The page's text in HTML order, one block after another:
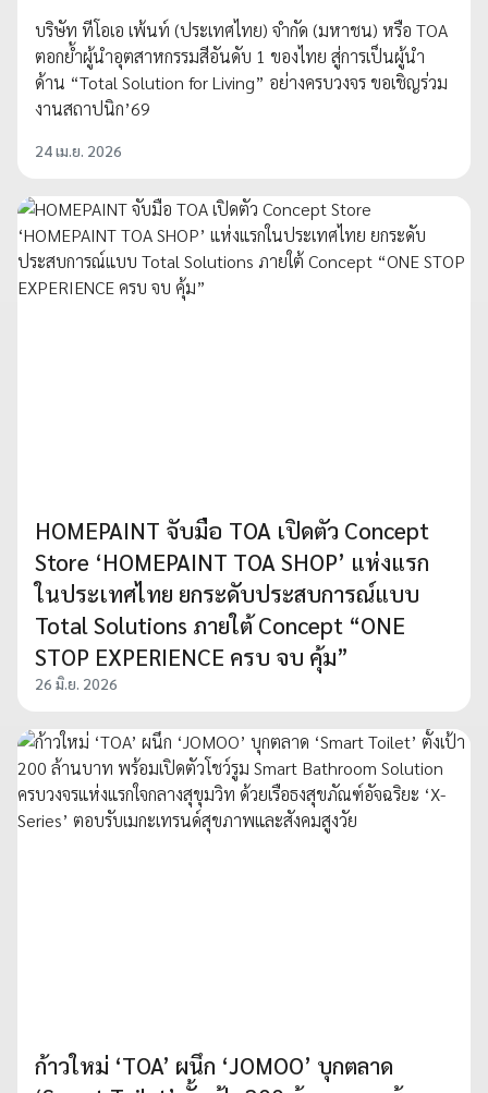
บริษัท ทีโอเอ เพ้นท์ (ประเทศไทย) จำกัด (มหาชน) หรือ TOA
ตอกย้ำผู้นำอุตสาหกรรมสีอันดับ 1 ของไทย สู่การเป็นผู้นำ
ด้าน “Total Solution for Living” อย่างครบวงจร ขอเชิญร่วม
งานสถาปนิก’69
24 เม.ย. 2026
HOMEPAINT จับมือ TOA เปิดตัว Concept
Store ‘HOMEPAINT TOA SHOP’ แห่งแรก
ในประเทศไทย ยกระดับประสบการณ์แบบ
Total Solutions ภายใต้ Concept “ONE
STOP EXPERIENCE ครบ จบ คุ้ม”
26 มิ.ย. 2026
ก้าวใหม่ ‘TOA’ ผนึก ‘JOMOO’ บุกตลาด